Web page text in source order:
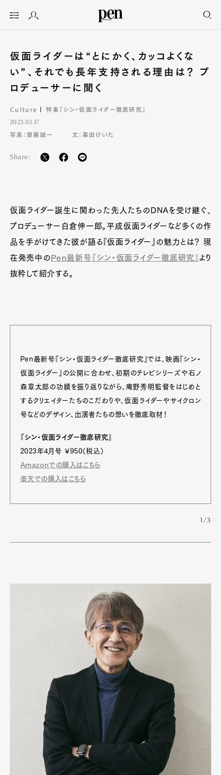
仮面ライダーは“とにかく、カッコよくな
い”、それでも長年支持される理由は？ プ
ロデューサーに聞く
Culture 特集『シン・仮面ライダー徹底研究』
2023.03.17
写真：齋藤誠一
文：幕田けいた
Share:
仮面ライダー誕生に関わった先人たちのDNAを受け継ぐ、
プロデューサー白倉伸一郎。平成仮面ライダーなど多くの作
品を手がけてきた彼が語る『仮面ライダー』の魅力とは？ 現
在発売中のPen最新号『シン・仮面ライダー徹底研究』 より
抜粋して紹介する。
Pen最新号『シン・仮面ライダー徹底研究』では、映画『シン・
仮面ライダー』の公開に合わせ、初期のテレビシリーズや石ノ
森章太郎の功績を振り返りながら、庵野秀明監督をはじめと
するクリエイターたちのこだわりや、仮面ライダーやサイクロン
号などのデザイン、出演者たちの想いを徹底取材！
『シン・仮面ライダー徹底研究』
2023年4月号 ￥950（税込）
Amazonでの購入はこちら
楽天での購入はこちら
1/3